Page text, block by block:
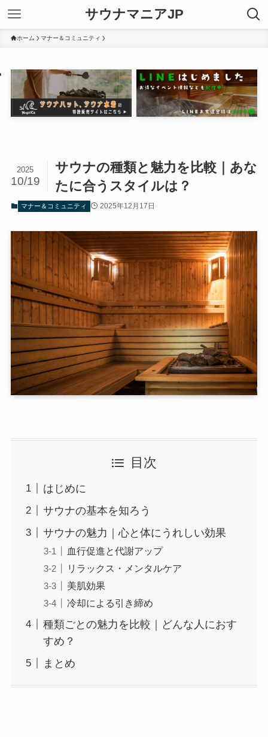
サウナマニアJP
ホーム マナー＆コミュニティ
サウナの種類と魅力を比較｜あな
たに合うスタイルは？
2025
10/19
マナー＆コミュニティ 2025年12月17日
目次
はじめに
サウナの基本を知ろう
サウナの魅力｜心と体にうれしい効果
血行促進と代謝アップ
リラックス・メンタルケア
美肌効果
冷却による引き締め
種類ごとの魅力を比較｜どんな人におす
すめ？
まとめ